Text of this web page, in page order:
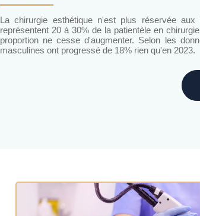
La chirurgie esthétique n'est plus réservée
représentent 20 à 30% de la patientèle en
proportion ne cesse d'augmenter. Selon les
masculines ont progressé de 18% rien qu'en 2023.